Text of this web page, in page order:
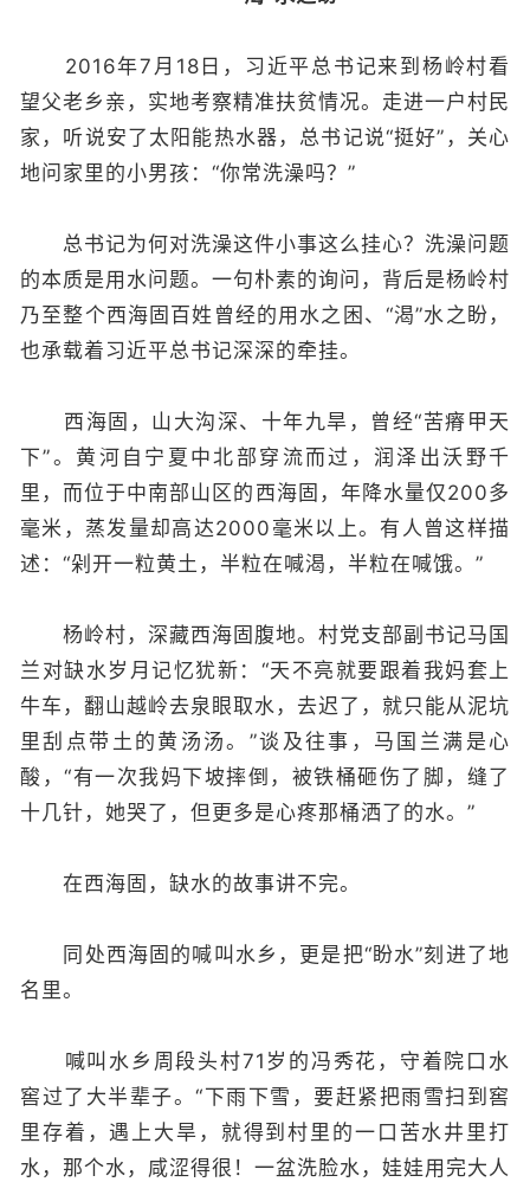
2016年7月18日，习近平总书记来到杨岭村看
望父老乡亲，实地考察精准扶贫情况。走进一户村民
家，听说安了太阳能热水器，总书记说“挺好”，关心
地问家里的小男孩：“你常洗澡吗？”
总书记为何对洗澡这件小事这么挂心？洗澡问题
的本质是用水问题。一句朴素的询问，背后是杨岭村
乃至整个西海固百姓曾经的用水之困、“渴”水之盼，
也承载着习近平总书记深深的牵挂。
西海固，山大沟深、十年九旱，曾经“苦瘠甲天
下”。黄河自宁夏中北部穿流而过，润泽出沃野千
里，而位于中南部山区的西海固，年降水量仅200多
毫米，蒸发量却高达2000毫米以上。有人曾这样描
述：“剁开一粒黄土，半粒在喊渴，半粒在喊饿。”
杨岭村，深藏西海固腹地。村党支部副书记马国
兰对缺水岁月记忆犹新：“天不亮就要跟着我妈套上
牛车，翻山越岭去泉眼取水，去迟了，就只能从泥坑
里刮点带土的黄汤汤。”谈及往事，马国兰满是心
酸，“有一次我妈下坡摔倒，被铁桶砸伤了脚，缝了
十几针，她哭了，但更多是心疼那桶洒了的水。”
在西海固，缺水的故事讲不完。
同处西海固的喊叫水乡，更是把“盼水”刻进了地
名里。
喊叫水乡周段头村71岁的冯秀花，守着院口水
窖过了大半辈子。“下雨下雪，要赶紧把雨雪扫到窖
里存着，遇上大旱，就得到村里的一口苦水井里打
水，那个水，咸涩得很！一盆洗脸水，娃娃用完大人